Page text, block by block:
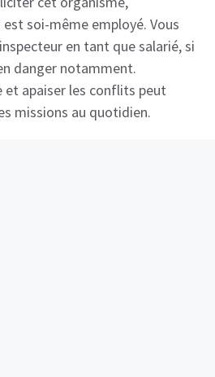
soi-même employé. Vous
en tant que salarié, si
danger notamment.
et apaiser les conflits peut
missions au quotidien.